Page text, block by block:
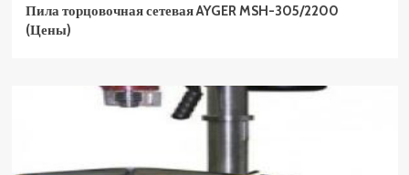
Пила торцовочная сетевая AYGER MSH-305/2200
(Цены)